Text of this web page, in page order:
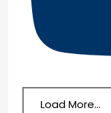
Load More...